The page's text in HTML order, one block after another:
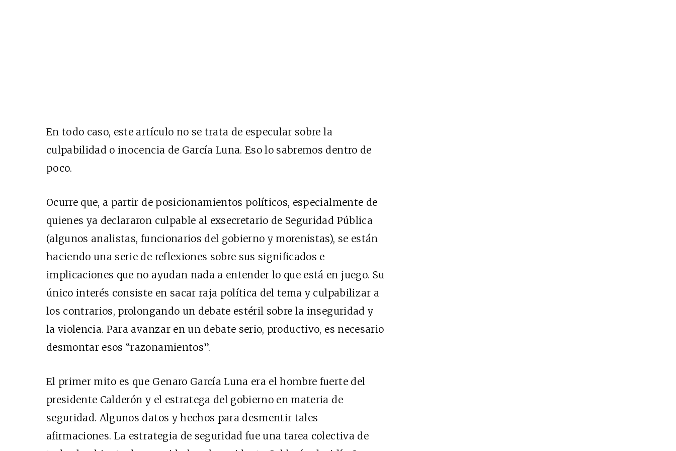
En todo caso, este artículo no se trata de especular sobre la
culpabilidad o inocencia de García Luna. Eso lo sabremos dentro de
poco.
Ocurre que, a partir de posicionamientos políticos, especialmente de
quienes ya declararon culpable al exsecretario de Seguridad Pública
(algunos analistas, funcionarios del gobierno y morenistas), se están
haciendo una serie de reflexiones sobre sus significados e
implicaciones que no ayudan nada a entender lo que está en juego. Su
único interés consiste en sacar raja política del tema y culpabilizar a
los contrarios, prolongando un debate estéril sobre la inseguridad y
la violencia. Para avanzar en un debate serio, productivo, es necesario
desmontar esos “razonamientos”.
El primer mito es que Genaro García Luna era el hombre fuerte del
presidente Calderón y el estratega del gobierno en materia de
seguridad. Algunos datos y hechos para desmentir tales
afirmaciones. La estrategia de seguridad fue una tarea colectiva de